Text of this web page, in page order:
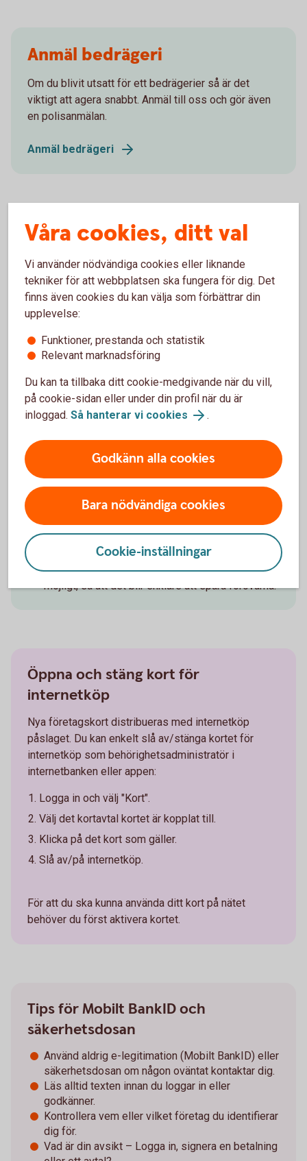
Anmäl bedrägeri
Om du blivit utsatt för ett bedrägerier så är det
viktigt att agera snabbt. Anmäl till oss och gör även
en polisanmälan.
Anmäl bedrägeri
Gör det svårare för
bedragarna
Gör ett regelverkför hur ni ska hantera känslig
information i företaget.
reagera på är dåligt språk, brådskande
utlandsbetalningar, fel i mejladresser,
exempelvis ett extra tecken eller nya domäner.
Ha koll på säkerhetsbrister.Gör tester som
kan avslöja svagheter i företagets
säkerhetssystem.
andra på myndigheter som har kunskaper på
området. Se till att du är uppdaterad på de
senaste trenderna när det gäller bedrägerier.
kräver minst två godkända signaturer.
Kontakta banken,för att få koll på hur ni normalt
Spara data.Om du blir lurad är det viktigt att du
har så mycket data om bedrägeriförsöket som
möjligt, så att det blir enklare att spåra förövarna.
Öppna och stäng kort för
internetköp
Nya företagskort distribueras med internetköp
påslaget. Du kan enkelt slå av/stänga kortet för
internetköp som behörighetsadministratör i
internetbanken eller appen:
Logga in och välj "Kort".
Välj det kortavtal kortet är kopplat till.
Klicka på det kort som gäller.
Slå av/på internetköp.
För att du ska kunna använda ditt kort på nätet
behöver du först aktivera kortet.
Tips för Mobilt BankID och
säkerhetsdosan
Använd aldrig e-legitimation (Mobilt BankID) eller
säkerhetsdosan om någon oväntat kontaktar dig.
Läs alltid texten innan du loggar in eller
godkänner.
Kontrollera vem eller vilket företag du identifierar
dig för.
Vad är din avsikt – Logga in, signera en betalning
Våra cookies, ditt val
Vi använder nödvändiga cookies eller liknande
tekniker för att webbplatsen ska fungera för dig. Det
finns även cookies du kan välja som förbättrar din
upplevelse:
Funktioner, prestanda och statistik
Relevant marknadsföring
Du kan ta tillbaka ditt cookie-medgivande när du vill,
på cookie-sidan eller under din profil när du är
inloggad. Så hanterar vi cookies .
Godkänn alla cookies
Bara nödvändiga cookies
Cookie-inställningar